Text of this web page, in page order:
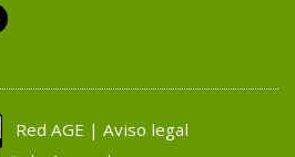
Red AGE | Aviso legal